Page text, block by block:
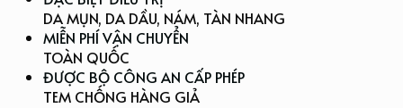
DA MỤN, DA DẦU, NÁM, TÀN NHANG
MIỄN PHÍ VẬN CHUYỂN
TOÀN QUỐC
ĐƯỢC BỘ CÔNG AN CẤP PHÉP
TEM CHỐNG HÀNG GIẢ